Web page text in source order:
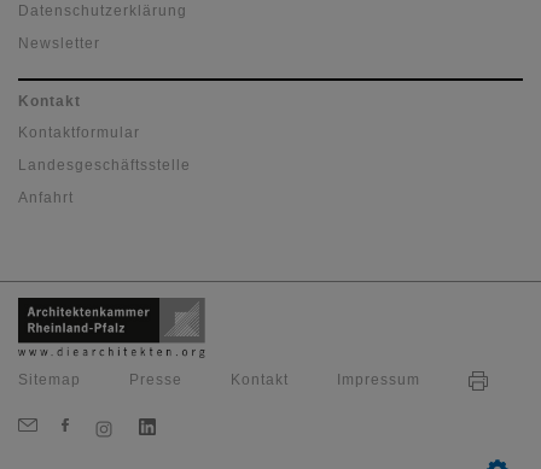
Datenschutzerklärung
Newsletter
Kontakt
Kontaktformular
Landesgeschäftsstelle
Anfahrt
Sitemap Presse Kontakt Impressum